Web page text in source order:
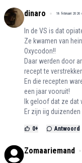
dinaro 18 februari 2026
In de VS is dat
Ze kwamen van
Oxycodon!!
Daar werden door
recept te
En die recepten
een jaar vooruit!
Ik geloof dat ze dat
Er zijn iig
0+ Antwoord
Zomaariemand